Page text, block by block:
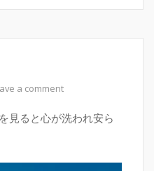
a comment
見ると心が洗われ安ら